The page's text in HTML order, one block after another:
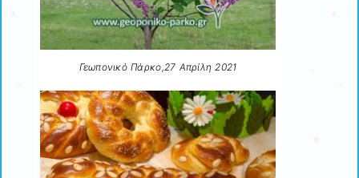
Γεωπονικό Πάρκο,27 Απρίλη 2021